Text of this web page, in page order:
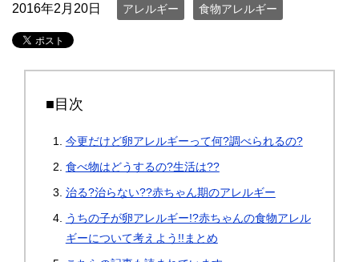
2016年2月20日 アレルギー 食物アレルギー
■目次
今更だけど卵アレルギーって何?調べられるの?
食べ物はどうするの?生活は??
治る?治らない??赤ちゃん期のアレルギー
うちの子が卵アレルギー!?赤ちゃんの食物アレル
ギーについて考えよう!!まとめ